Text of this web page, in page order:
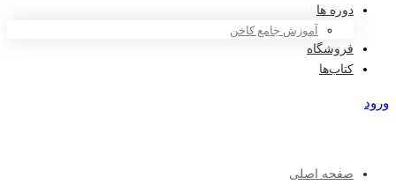
دوره ها
آموزش جامع کاخن
فروشگاه
کتاب‌ها
ورود
صفحه اصلی